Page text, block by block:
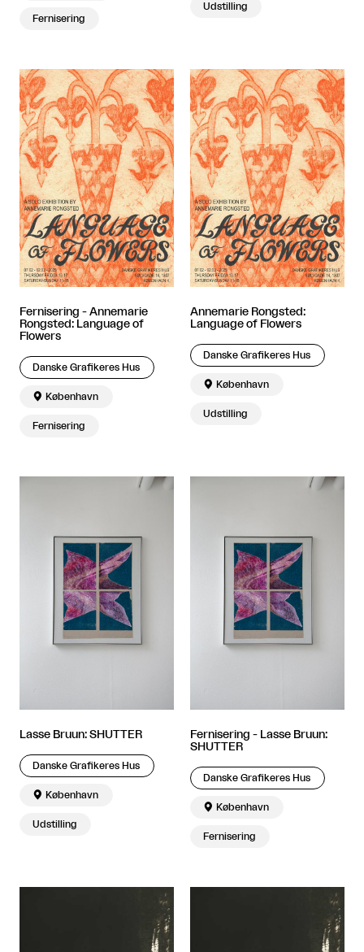
Fernisering
Udstilling
Fernisering - Annemarie
Rongsted: Language of
Flowers
Danske Grafikeres Hus
 København
Fernisering
Annemarie Rongsted:
Language of Flowers
Danske Grafikeres Hus
 København
Udstilling
Lasse Bruun: SHUTTER
Danske Grafikeres Hus
 København
Udstilling
Fernisering - Lasse Bruun:
SHUTTER
Danske Grafikeres Hus
 København
Fernisering